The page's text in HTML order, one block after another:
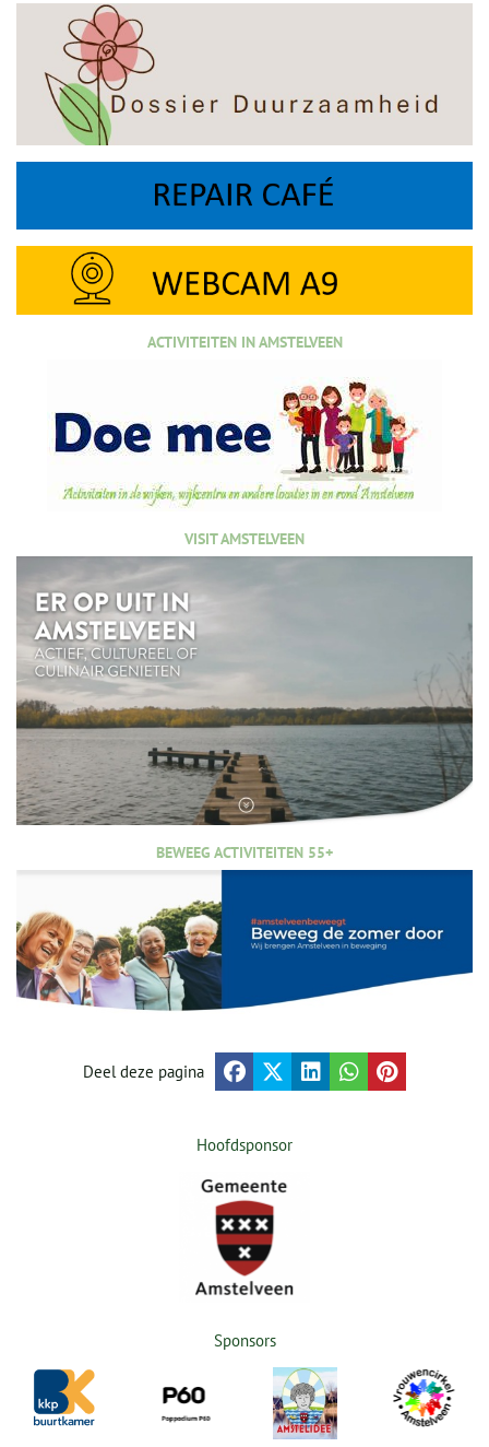
ACTIVITEITEN IN AMSTELVEEN
VISIT AMSTELVEEN
BEWEEG ACTIVITEITEN 55+
Deel deze pagina
Hoofdsponsor
Sponsors